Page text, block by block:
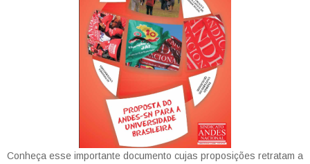
Conheça esse importante documento cujas proposições retratam a